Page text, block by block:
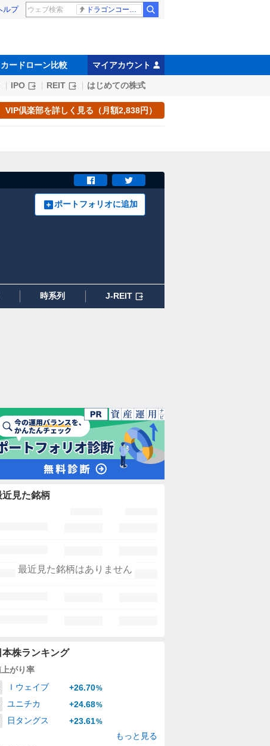
ルプ ドラゴンコープス
カードローン比較 マイアカウント
IPO REIT はじめての株式
VIP倶楽部を詳しく見る（月額2,838円）
ポートフォリオに追加
時系列 J-REIT
近見た銘柄
最近見た銘柄はありません
本株ランキング
がり率
Ｉウェイブ +26.70%
ユニチカ +24.68%
日タングス +23.61%
もっと見る